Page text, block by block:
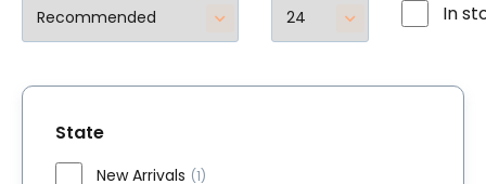
In
State
New Arrivals (1)